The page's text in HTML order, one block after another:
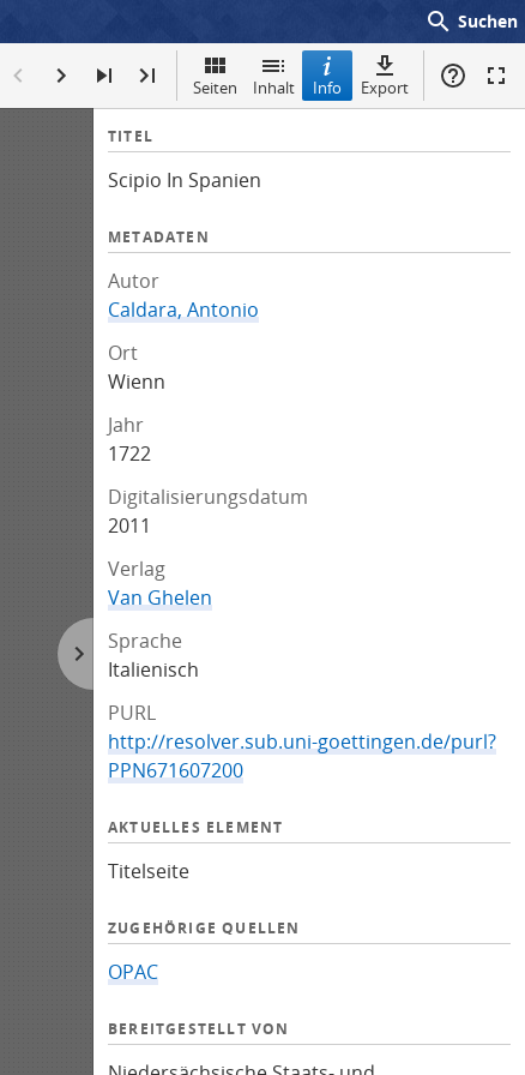
search Suchen
Seiten Inhalt Info Export
I
f
TITEL
Scipio In Spanien
METADATEN
Autor
Caldara, Antonio
Ort
Wienn
Jahr
1722
Digitalisierungsdatum
2011
Verlag
Van Ghelen
Sprache
Italienisch
PURL
http://resolver.sub.uni-goettingen.de/purl?
PPN671607200
AKTUELLES ELEMENT
Titelseite
ZUGEHÖRIGE QUELLEN
OPAC
BEREITGESTELLT VON